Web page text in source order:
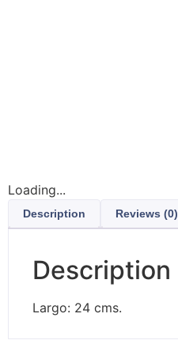
Loading...
Description Reviews (0)
Description
Largo: 24 cms.